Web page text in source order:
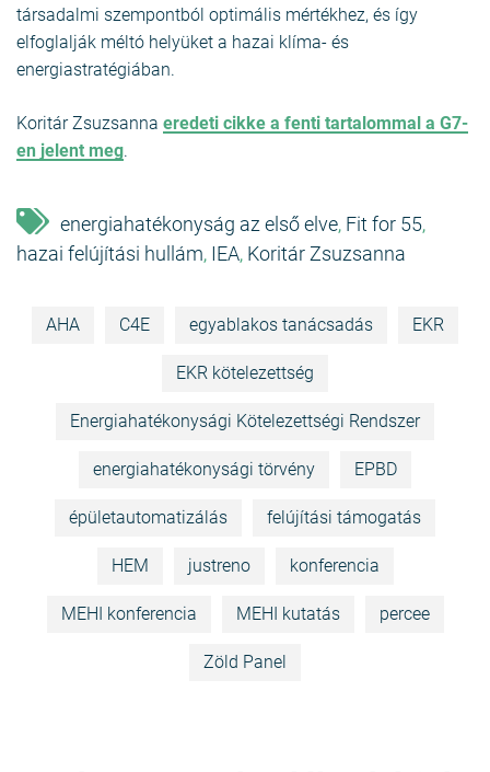
társadalmi szempontból optimális mértékhez, és így
elfoglalják méltó helyüket a hazai klíma- és
energiastratégiában.
Koritár Zsuzsanna eredeti cikke a fenti tartalommal a G7-
en jelent meg.
energiahatékonyság az első elve, Fit for 55,
hazai felújítási hullám, IEA, Koritár Zsuzsanna
AHA C4E egyablakos tanácsadás EKR
EKR kötelezettség
Energiahatékonysági Kötelezettségi Rendszer
energiahatékonysági törvény EPBD
épületautomatizálás felújítási támogatás
HEM justreno konferencia
MEHI konferencia MEHI kutatás percee
Zöld Panel